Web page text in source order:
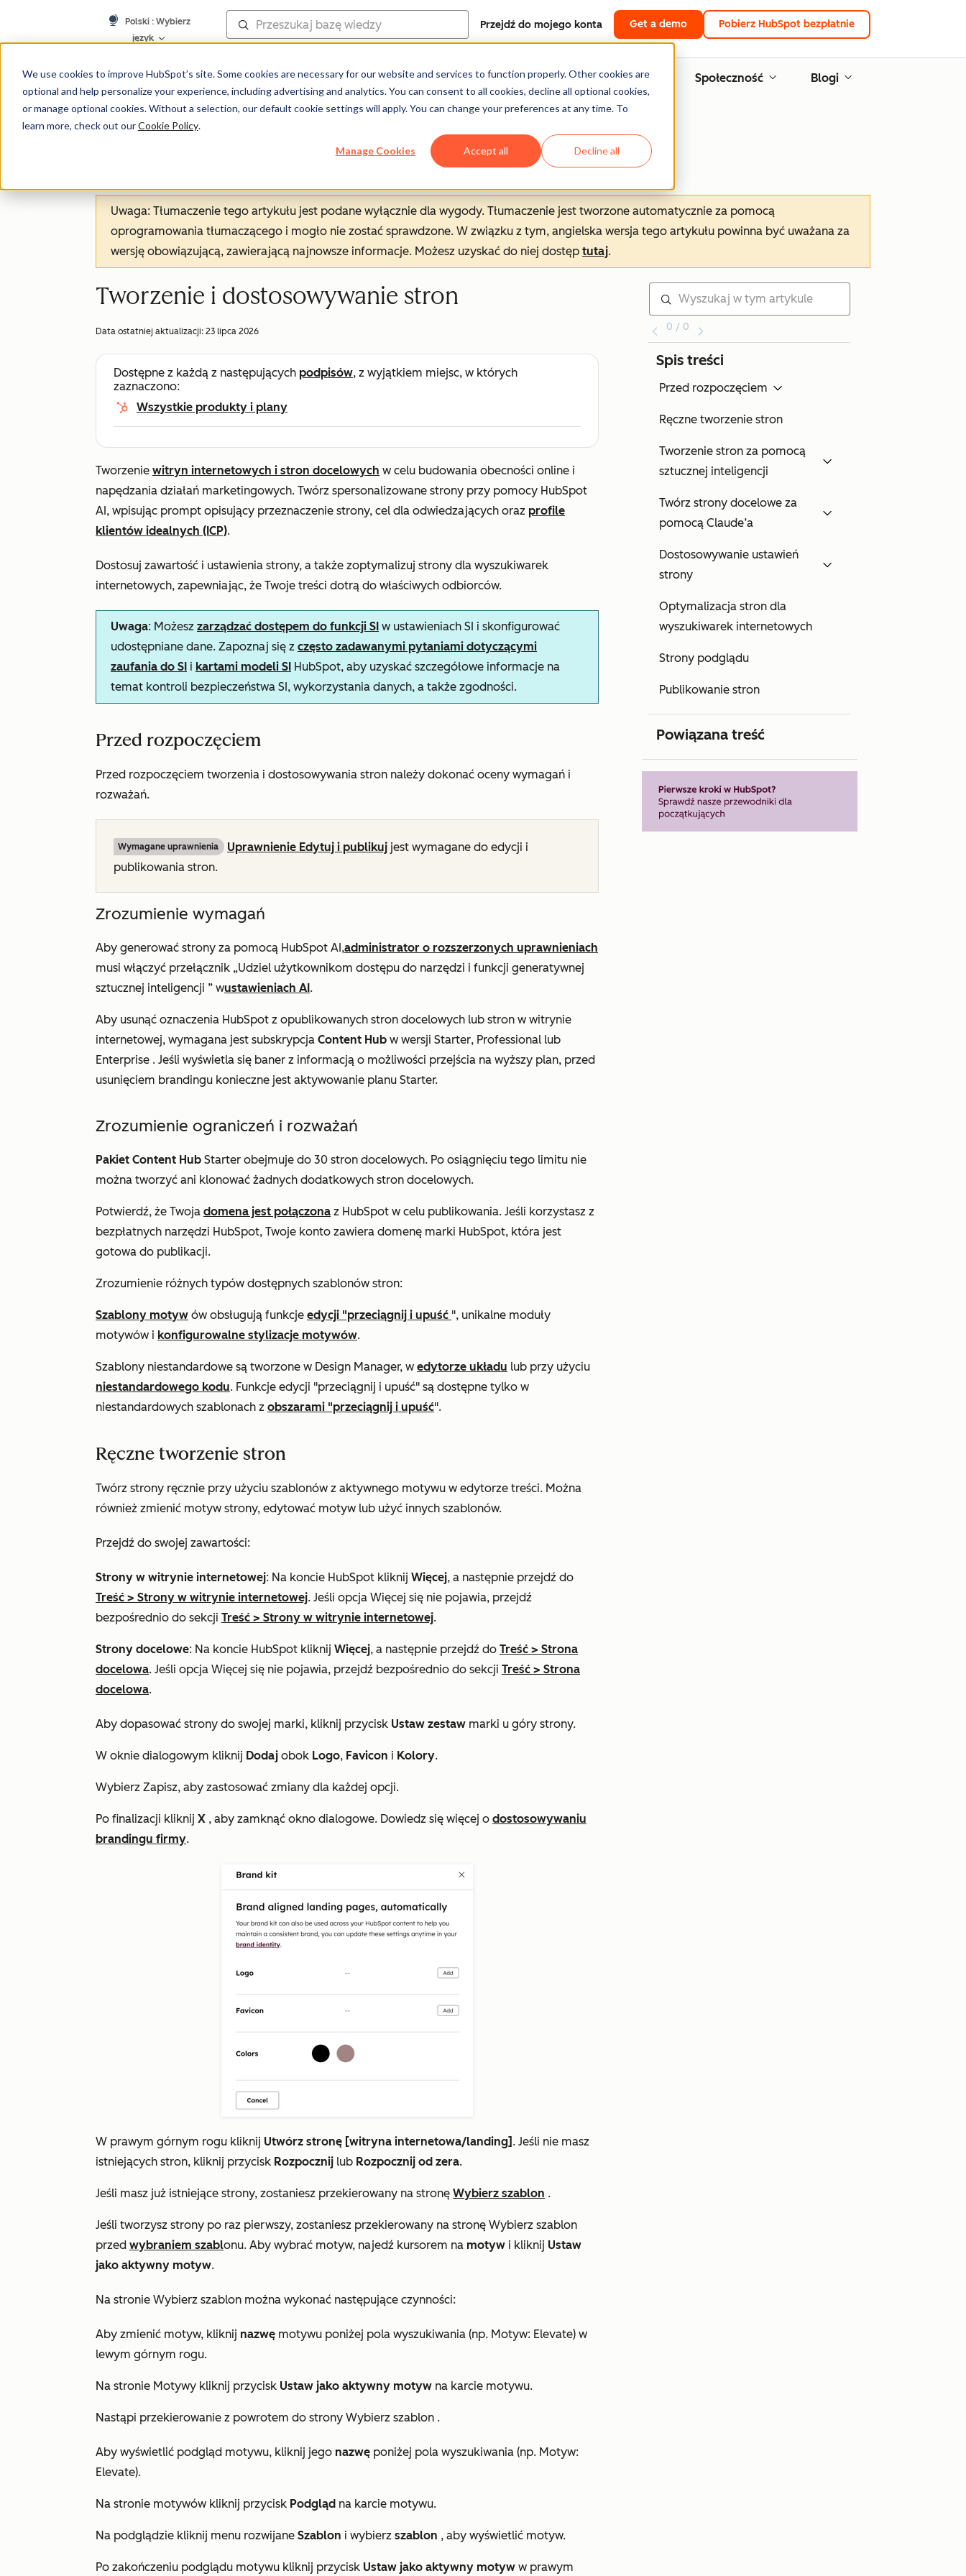
We use cookies to improve HubSpot’s site. Some cookies are necessary for our website and services to function properly. Other cookies are
optional and help personalize your experience, including advertising and analytics. You can consent to all cookies, decline all optional cookies,
or manage optional cookies. Without a selection, our default cookie settings will apply. You can change your preferences at any time. To
learn more, check out ourCookie Policy.
Manage Cookies Accept all Decline all
Polski : Wybierz
język
Przejdź do mojego konta Get a demo Pobierz HubSpot bezpłatnie
Baza wiedzy Centrum pomocy Dokumentacja Szkolenie Społeczność Blogi
Uwaga: Tłumaczenie tego artykułu jest podane wyłącznie dla wygody. Tłumaczenie jest tworzone automatycznie za pomocą
oprogramowania tłumaczącego i mogło nie zostać sprawdzone. W związku z tym, angielska wersja tego artykułu powinna być uważana za
wersję obowiązującą, zawierającą najnowsze informacje. Możesz uzyskać do niej dostęp tutaj.
Tworzenie i dostosowywanie stron
Data ostatniej aktualizacji: 23 lipca 2026
Dostępne z każdą z następujących podpisów, z wyjątkiem miejsc, w których
zaznaczono:
Wszystkie produkty i plany
Tworzenie witryn internetowych i stron docelowych w celu budowania obecności online i
napędzania działań marketingowych. Twórz spersonalizowane strony przy pomocy HubSpot
AI, wpisując prompt opisujący przeznaczenie strony, cel dla odwiedzających oraz profile
klientów idealnych (ICP).
Dostosuj zawartość i ustawienia strony, a także zoptymalizuj strony dla wyszukiwarek
internetowych, zapewniając, że Twoje treści dotrą do właściwych odbiorców.
Uwaga: Możesz zarządzać dostępem do funkcji SI w ustawieniach SI i skonfigurować
udostępniane dane. Zapoznaj się z często zadawanymi pytaniami dotyczącymi
zaufania do SI i kartami modeli SI HubSpot, aby uzyskać szczegółowe informacje na
temat kontroli bezpieczeństwa SI, wykorzystania danych, a także zgodności.
Przed rozpoczęciem
Przed rozpoczęciem tworzenia i dostosowywania stron należy dokonać oceny wymagań i
rozważań.
Wymagane uprawnienia Uprawnienie Edytuj i publikuj jest wymagane do edycji i
publikowania stron.
Zrozumienie wymagań
Aby generować strony za pomocą HubSpot AI,administrator o rozszerzonych uprawnieniach
musi włączyć przełącznik „Udziel użytkownikom dostępu do narzędzi i funkcji generatywnej
sztucznej inteligencji ” wustawieniach AI.
Aby usunąć oznaczenia HubSpot z opublikowanych stron docelowych lub stron w witrynie
internetowej, wymagana jest subskrypcja Content Hub w wersji Starter, Professional lub
Enterprise . Jeśli wyświetla się baner z informacją o możliwości przejścia na wyższy plan, przed
usunięciem brandingu konieczne jest aktywowanie planu Starter.
Zrozumienie ograniczeń i rozważań
Pakiet Content Hub Starter obejmuje do 30 stron docelowych. Po osiągnięciu tego limitu nie
można tworzyć ani klonować żadnych dodatkowych stron docelowych.
Potwierdź, że Twoja domena jest połączona z HubSpot w celu publikowania. Jeśli korzystasz z
bezpłatnych narzędzi HubSpot, Twoje konto zawiera domenę marki HubSpot, która jest
gotowa do publikacji.
Zrozumienie różnych typów dostępnych szablonów stron:
Szablony motyw ów obsługują funkcje edycji "przeciągnij i upuść ", unikalne moduły
motywów i konfigurowalne stylizacje motywów.
Szablony niestandardowe są tworzone w Design Manager, w edytorze układu lub przy użyciu
niestandardowego kodu. Funkcje edycji "przeciągnij i upuść" są dostępne tylko w
niestandardowych szablonach z obszarami "przeciągnij i upuść".
Ręczne tworzenie stron
Twórz strony ręcznie przy użyciu szablonów z aktywnego motywu w edytorze treści. Można
również zmienić motyw strony, edytować motyw lub użyć innych szablonów.
Przejdź do swojej zawartości:
Strony w witrynie internetowej: Na koncie HubSpot kliknij Więcej, a następnie przejdź do
Treść > Strony w witrynie internetowej. Jeśli opcja Więcej się nie pojawia, przejdź
bezpośrednio do sekcji Treść > Strony w witrynie internetowej.
Strony docelowe: Na koncie HubSpot kliknij Więcej, a następnie przejdź do Treść > Strona
docelowa. Jeśli opcja Więcej się nie pojawia, przejdź bezpośrednio do sekcji Treść > Strona
docelowa.
Aby dopasować strony do swojej marki, kliknij przycisk Ustaw zestaw marki u góry strony.
W oknie dialogowym kliknij Dodaj obok Logo, Favicon i Kolory.
Wybierz Zapisz, aby zastosować zmiany dla każdej opcji.
Po finalizacji kliknij X , aby zamknąć okno dialogowe. Dowiedz się więcej o dostosowywaniu
brandingu firmy.
W prawym górnym rogu kliknij Utwórz stronę [witryna internetowa/landing] . Jeśli nie masz
istniejących stron, kliknij przycisk Rozpocznij lub Rozpocznij od zera.
Jeśli masz już istniejące strony, zostaniesz przekierowany na stronę Wybierz szablon .
Jeśli tworzysz strony po raz pierwszy, zostaniesz przekierowany na stronę Wybierz szablon
przed wybraniem szablonu. Aby wybrać motyw, najedź kursorem na motyw i kliknij Ustaw
jako aktywny motyw.
Na stronie Wybierz szablon można wykonać następujące czynności:
Aby zmienić motyw, kliknij nazwę motywu poniżej pola wyszukiwania (np. Motyw: Elevate) w
lewym górnym rogu.
Na stronie Motywy kliknij przycisk Ustaw jako aktywny motyw na karcie motywu.
Nastąpi przekierowanie z powrotem do strony Wybierz szablon .
Aby wyświetlić podgląd motywu, kliknij jego nazwę poniżej pola wyszukiwania (np. Motyw:
Elevate).
Na stronie motywów kliknij przycisk Podgląd na karcie motywu.
Na podglądzie kliknij menu rozwijane Szablon i wybierz szablon , aby wyświetlić motyw.
Po zakończeniu podglądu motywu kliknij przycisk Ustaw jako aktywny motyw w prawym
0 / 0
Spis treści
Przed rozpoczęciem
Ręczne tworzenie stron
Tworzenie stron za pomocą
sztucznej inteligencji
Twórz strony docelowe za
pomocą Claude’a
Dostosowywanie ustawień
strony
Optymalizacja stron dla
wyszukiwarek internetowych
Strony podglądu
Publikowanie stron
Powiązana treść